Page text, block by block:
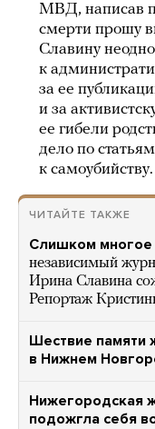
МВД, написав
смерти прошу
Славину
к
за ее
и за
ее гибели
дело по
к самоубийству.
ЧИТАЙТЕ ТАКЖЕ
Слишком многое
независимый
Ирина Славина
Репортаж
Шествие памяти
в Нижнем
Нижегородская
подожгла себя